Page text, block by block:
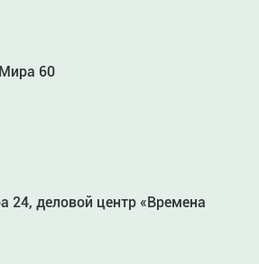
60
24, деловой центр «Времена